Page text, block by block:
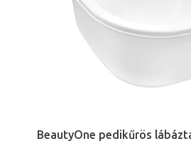
BeautyOne pedikűrös